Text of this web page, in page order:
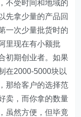
不受时间和地域的
先拿少量的产品回
一次少量批货时的
里现在有小额批
初期创业者。如果
在2000-5000块以
那给客户的选择范
卖，而你拿的数量
虽然方便，但毕竟